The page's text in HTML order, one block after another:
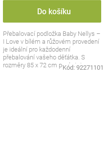
Do košíku
Přebalovací podložka Baby Nellys –
I Love v bílém a růžovém provedení
je ideální pro každodenní
přebalování vašeho děťátka. S
rozměry 85 x 72 cm poskytuje
Kód: 92271101